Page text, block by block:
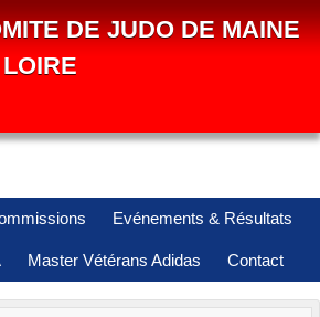
DE JUDO DE MAINE
Evénements & Résultats
Master Vétérans Adidas Contact
cookies